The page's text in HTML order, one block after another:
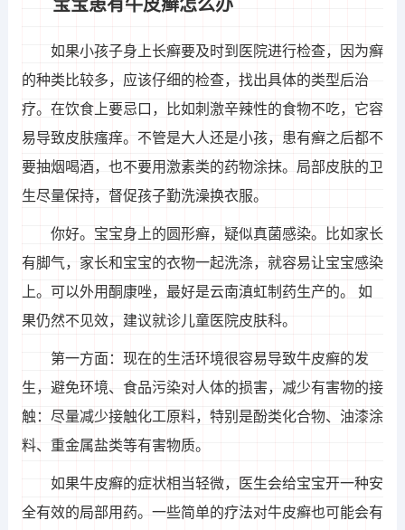
宝宝患有牛皮癣怎么办
如果小孩子身上长癣要及时到医院进行检查，因为癣
的种类比较多，应该仔细的检查，找出具体的类型后治
疗。在饮食上要忌口，比如刺激辛辣性的食物不吃，它容
易导致皮肤瘙痒。不管是大人还是小孩，患有癣之后都不
要抽烟喝酒，也不要用激素类的药物涂抹。局部皮肤的卫
生尽量保持，督促孩子勤洗澡换衣服。
你好。宝宝身上的圆形癣，疑似真菌感染。比如家长
有脚气，家长和宝宝的衣物一起洗涤，就容易让宝宝感染
上。可以外用酮康唑，最好是云南滇虹制药生产的。 如
果仍然不见效，建议就诊儿童医院皮肤科。
第一方面：现在的生活环境很容易导致牛皮癣的发
生，避免环境、食品污染对人体的损害，减少有害物的接
触：尽量减少接触化工原料，特别是酚类化合物、油漆涂
料、重金属盐类等有害物质。
如果牛皮癣的症状相当轻微，医生会给宝宝开一种安
全有效的局部用药。一些简单的疗法对牛皮癣也可能会有